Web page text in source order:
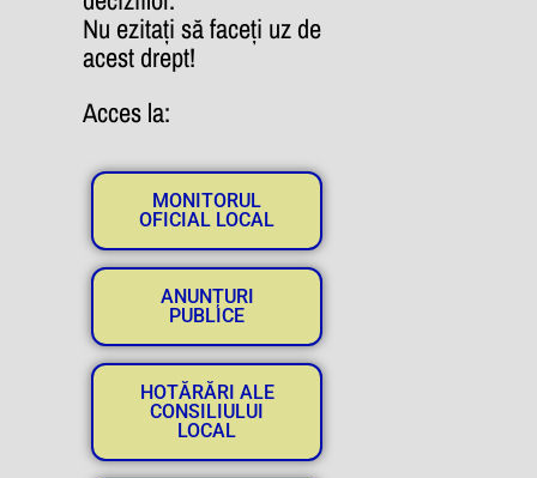
Nu ezitați să faceți uz de
acest drept!
Acces la:
MONITORUL
OFICIAL LOCAL
ANUNȚURI
PUBLICE
HOTĂRĂRI ALE
CONSILIULUI
LOCAL